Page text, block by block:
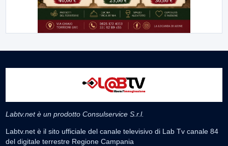
Labtv.net è un prodotto Consulservice S.r.l.
Labtv.net è il sito ufficiale del canale televisivo di Lab Tv canale 84
del digitale terrestre Regione Campania